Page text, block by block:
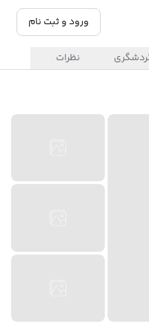
ورود و ثبت نام
نظرات